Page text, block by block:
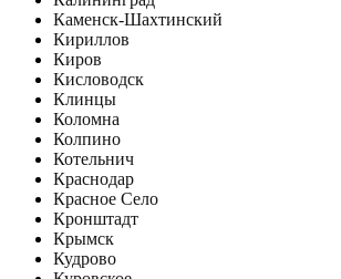
Каменск-Шахтинский
Кириллов
Киров
Кисловодск
Клинцы
Коломна
Колпино
Котельнич
Краснодар
Красное Село
Кронштадт
Крымск
Кудрово